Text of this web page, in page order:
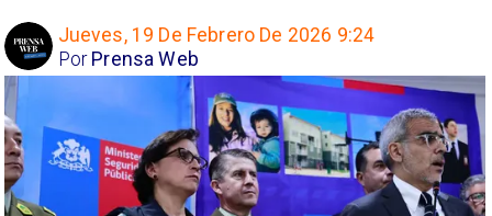
Jueves, 19 De Febrero De 2026 9:24
Prensa Web
Por